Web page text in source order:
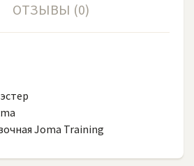
ОТЗЫВЫ (0)
Joma Training